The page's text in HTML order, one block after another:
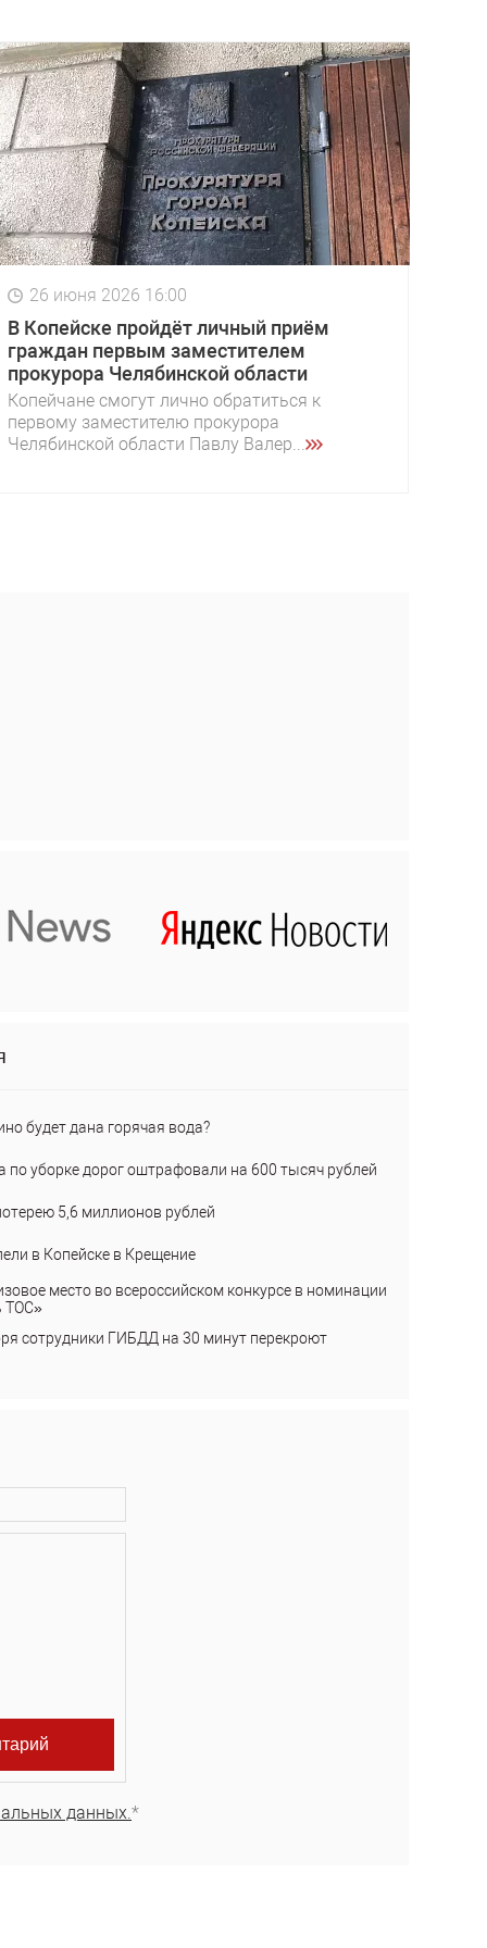
26 июня 2026 16:00
В Копейске пройдёт личный приём
граждан первым заместителем
прокурора Челябинской области
Копейчане смогут лично обратиться к
первому заместителю прокурора
Челябинской области Павлу Валер...
будет дана горячая вода?
по уборке дорог оштрафовали на 600 тысяч рублей
5,6 миллионов рублей
в Копейске в Крещение
место во всероссийском конкурсе в номинации
ТОС»
сотрудники ГИБДД на 30 минут перекроют
данных.*